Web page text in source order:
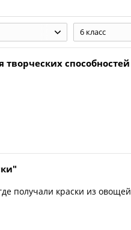
6 класс
способностей
получали краски из овощей